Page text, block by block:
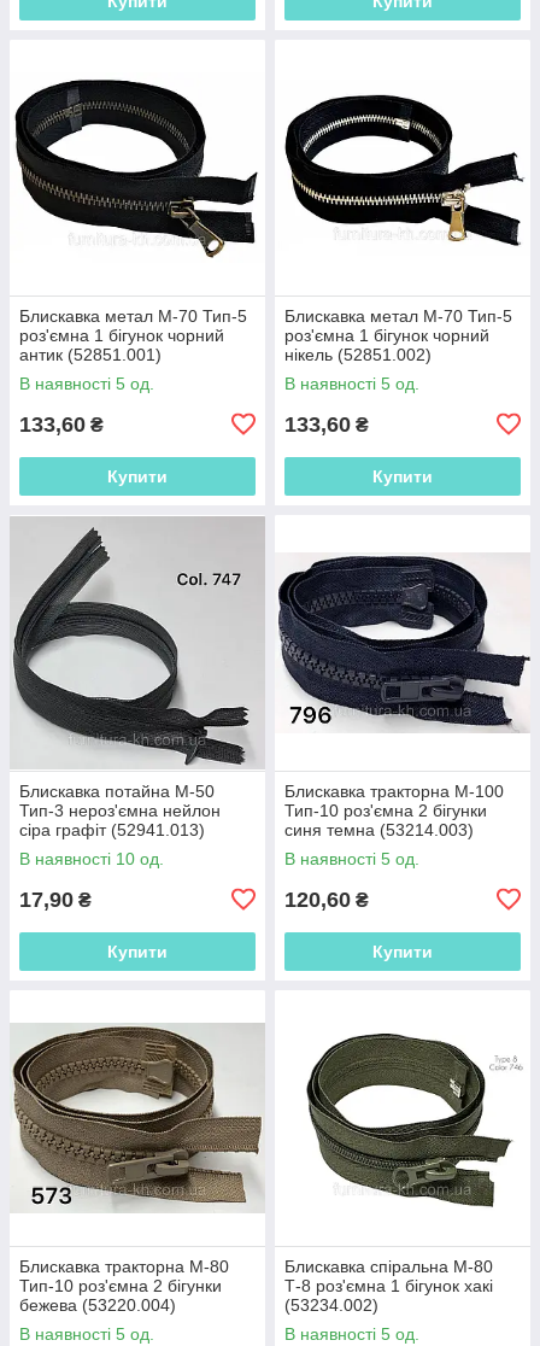
Блискавка метал М-70 Тип-5
роз'ємна 1 бігунок чорний
антик (52851.001)
В наявності 5 од.
133,60 ₴
Купити
Блискавка метал М-70 Тип-5
роз'ємна 1 бігунок чорний
нікель (52851.002)
В наявності 5 од.
133,60 ₴
Купити
Блискавка потайна М-50
Тип-3 нероз'ємна нейлон
сіра графіт (52941.013)
В наявності 10 од.
17,90 ₴
Купити
Блискавка тракторна М-100
Тип-10 роз'ємна 2 бігунки
синя темна (53214.003)
В наявності 5 од.
120,60 ₴
Купити
Блискавка тракторна М-80
Тип-10 роз'ємна 2 бігунки
бежева (53220.004)
В наявності 5 од.
Блискавка спіральна М-80
Т-8 роз'ємна 1 бігунок хакі
(53234.002)
В наявності 5 од.